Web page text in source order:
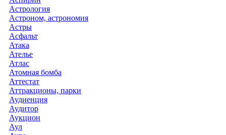
Астрология
Астроном, астрономия
Астры
Асфальт
Атака
Ателье
Атлас
Атомная бомба
Аттестат
Аттракционы, парки
Аудиенция
Аудитор
Аукцион
Аул